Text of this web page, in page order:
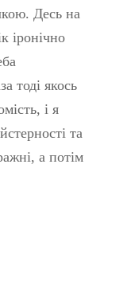
Десь на
іронічно
тоді якось
і я
та
а потім